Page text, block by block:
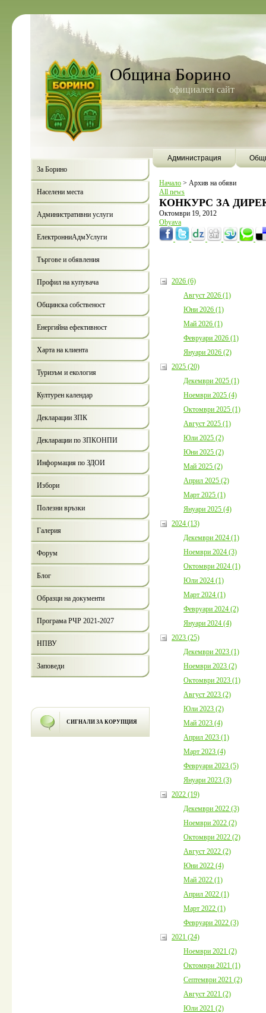
Община Борино
официален сайт
Администрация
За Борино
Населени места
Административни услуги
ЕлектронниАдмУслуги
Търгове и обявления
Профил на купувача
Общинска собственост
Енергийна ефективност
Харта на клиента
Туризъм и екология
Културен календар
Декларации ЗПК
Декларации по ЗПКОНПИ
Информация по ЗДОИ
Избори
Полезни връзки
Галерия
Форум
Блог
Образци на документи
Програма РЧР 2021-2027
НПВУ
Заповеди
СИГНАЛИ ЗА КОРУПЦИЯ
Начало > Архив на обяви
All news
КОНКУРС ЗА
Октомври 19, 2012
Obyava
2026 (6)
Август 2026 (1)
Юни 2026 (1)
Май 2026 (1)
Февруари 2026 (1)
Януари 2026 (2)
2025 (20)
Декември 2025 (1)
Ноември 2025 (4)
Октомври 2025 (1)
Август 2025 (1)
Юли 2025 (2)
Юни 2025 (2)
Май 2025 (2)
Април 2025 (2)
Март 2025 (1)
Януари 2025 (4)
2024 (13)
Декември 2024 (1)
Ноември 2024 (3)
Октомври 2024 (1)
Юли 2024 (1)
Март 2024 (1)
Февруари 2024 (2)
Януари 2024 (4)
2023 (25)
Декември 2023 (1)
Ноември 2023 (2)
Октомври 2023 (1)
Август 2023 (2)
Юли 2023 (2)
Май 2023 (4)
Април 2023 (1)
Март 2023 (4)
Февруари 2023 (5)
Януари 2023 (3)
2022 (19)
Декември 2022 (3)
Ноември 2022 (2)
Октомври 2022 (2)
Август 2022 (2)
Юни 2022 (4)
Май 2022 (1)
Април 2022 (1)
Март 2022 (1)
Февруари 2022 (3)
2021 (24)
Ноември 2021 (2)
Октомври 2021 (1)
Септември 2021 (2)
Август 2021 (2)
Юли 2021 (2)